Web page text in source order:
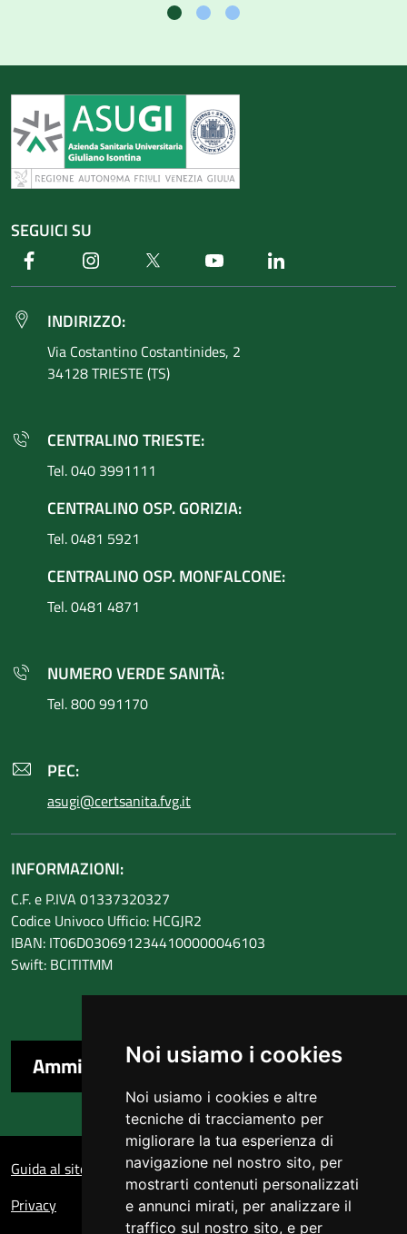
Noi usiamo i cookies
Noi usiamo i cookies e altre
tecniche di tracciamento per
migliorare la tua esperienza di
navigazione nel nostro sito, per
mostrarti contenuti personalizzati
e annunci mirati, per analizzare il
traffico sul nostro sito, e per
SEGUICI SU
Facebook Instagram Twitter Youtube
INDIRIZZO:
Via Costantino Costantinides, 2
34128 TRIESTE (TS)
CENTRALINO TRIESTE:
Tel. 040 3991111
CENTRALINO OSP. GORIZIA:
Tel. 0481 5921
CENTRALINO OSP. MONFALCONE:
Tel. 0481 4871
NUMERO VERDE SANITÀ:
Tel. 800 991170
PEC:
asugi@certsanita.fvg.it
INFORMAZIONI:
C.F. e P.IVA 01337320327
Codice Univoco Ufficio: HCGJR2
IBAN: IT06D0306912344100000046103
Swift: BCITITMM
Amministrazione trasparente
Guida al sito
Privacy